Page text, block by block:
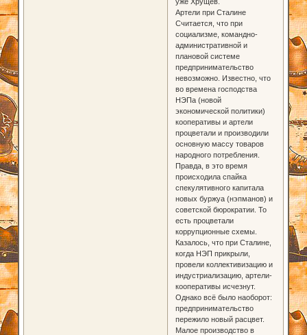
Артели при Сталине
Считается, что при
социализме, командно-
административной и
плановой системе
предпринимательство
невозможно. Известно, что
во времена господства
НЭПа (новой
экономической политики)
кооперативы и артели
процветали и производили
основную массу товаров
народного потребления.
Правда, в это время
происходила спайка
спекулятивного капитала
новых буржуа (нэпманов) и
советской бюрократии. То
есть процветали
коррупционные схемы.
Казалось, что при Сталине,
когда НЭП прикрыли,
провели коллективизацию и
индустриализацию, артели-
кооперативы исчезнут.
Однако всё было наоборот:
предпринимательство
пережило новый расцвет.
Малое производство в